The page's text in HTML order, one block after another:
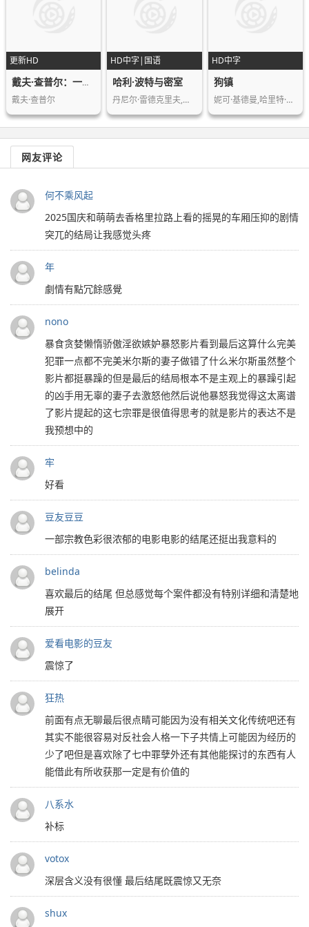
更新HD
戴夫·查普尔：一笑置之
戴夫·查普尔
HD中字|国语
哈利·波特与密室
丹尼尔·雷德克里夫,艾玛·沃森,鲁伯特…
HD中字
狗镇
妮可·基德曼,哈里特·安德森,劳伦·白…
网友评论
何不乘风起
2025国庆和萌萌去香格里拉路上看的摇晃的车厢压抑的剧情
突兀的结局让我感觉头疼
年
劇情有點冗餘感覺
nono
暴食贪婪懒惰骄傲淫欲嫉妒暴怒影片看到最后这算什么完美
犯罪一点都不完美米尔斯的妻子做错了什么米尔斯虽然整个
影片都挺暴躁的但是最后的结局根本不是主观上的暴躁引起
的凶手用无辜的妻子去激怒他然后说他暴怒我觉得这太离谱
了影片提起的这七宗罪是很值得思考的就是影片的表达不是
我预想中的
牢
好看
豆友豆豆
一部宗教色彩很浓郁的电影电影的结尾还挺出我意料的
belinda
喜欢最后的结尾 但总感觉每个案件都没有特别详细和清楚地
展开
爱看电影的豆友
震惊了
狂热
前面有点无聊最后很点睛可能因为没有相关文化传统吧还有
其实不能很容易对反社会人格一下子共情上可能因为经历的
少了吧但是喜欢除了七中罪孽外还有其他能探讨的东西有人
能借此有所收获那一定是有价值的
八系水
补标
votox
深层含义没有很懂 最后结尾既震惊又无奈
shux